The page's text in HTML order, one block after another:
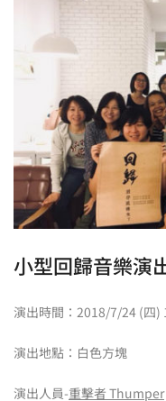
小型回歸音樂演
演出時間：2018/7/24 (四)
演出地點：白色方塊
演出人員-重擊者 Thumper